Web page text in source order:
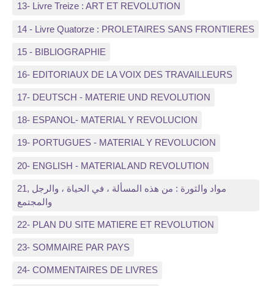
13- Livre Treize : ART ET REVOLUTION
14 - Livre Quatorze : PROLETAIRES SANS FRONTIERES
15 - BIBLIOGRAPHIE
16- EDITORIAUX DE LA VOIX DES TRAVAILLEURS
17- DEUTSCH - MATERIE UND REVOLUTION
18- ESPANOL- MATERIAL Y REVOLUCION
19- PORTUGUES - MATERIAL Y REVOLUCION
20- ENGLISH - MATERIAL AND REVOLUTION
21, مواد والثورة : من هذه المسألة ، في الحياة ، والرجل
والمجتمع
22- PLAN DU SITE MATIERE ET REVOLUTION
23- SOMMAIRE PAR PAYS
24- COMMENTAIRES DE LIVRES